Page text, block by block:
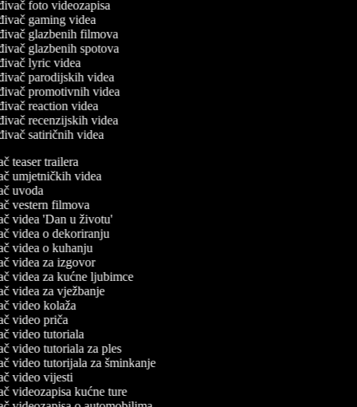
foto videozapisa
gaming videa
glazbenih filmova
glazbenih spotova
lyric videa
parodijskih videa
promotivnih videa
reaction videa
recenzijskih videa
satiričnih videa
teaser trailera
umjetničkih videa
uvoda
vestern filmova
videa 'Dan u životu'
videa o dekoriranju
videa o kuhanju
videa za izgovor
videa za kućne ljubimce
videa za vježbanje
video kolaža
video priča
video tutoriala
video tutoriala za ples
video tutorijala za šminkanje
video vijesti
videozapisa kućne ture